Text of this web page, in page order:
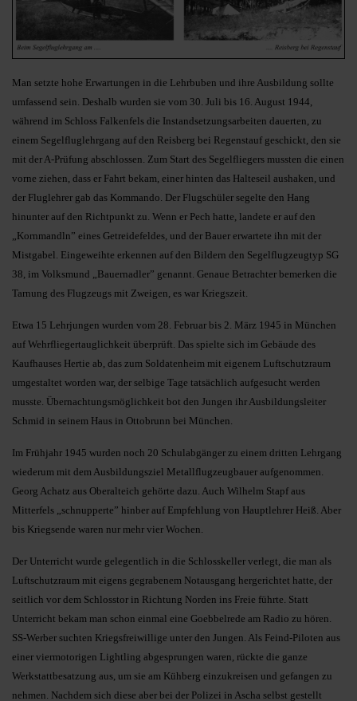
Man setzte hohe Erwartungen in die Lehrbuben und ihre Ausbildung sollte
umfassend sein. Deshalb wurden sie vom 30. Juli bis 16. August 1944,
während im Schloss Falkenfels die Instandsetzungsarbeiten dauerten, zu
einem Segelfluglehrgang auf den Reisberg bei Regenstauf geschickt, den sie
mit der A-Prüfung abschlossen. Zum Start des Segelfliegers mussten die einen
vorne ziehen, dass er Fahrt bekam, einer hinten das Halteseil aushaken, und
der Fluglehrer gab das Kommando. Der Flugschüler segelte den Hang
hinunter auf den Richtpunkt zu. Wenn er Pech hatte, landete er auf den
„Kornmandln” eines Getreidefeldes, und der Bauer erwartete ihn mit der
Mistgabel. Eingeweihte erkennen auf den Bildern den Segelflugzeugtyp SG
38, im Volksmund „Bauernadler” genannt. Genaue Betrachter bemerken die
Tarnung des Flugzeugs mit Zweigen, es war Kriegszeit.
Etwa 15 Lehrjungen wurden vom 28. Februar bis 2. März 1945 in München
auf Wehrfliegertauglichkeit überprüft. Das spielte sich im Gebäude des
Kaufhauses Hertie ab, das zum Soldatenheim mit eigenem Luftschutzraum
umgestaltet worden war, der selbige Tage tatsächlich aufgesucht werden
musste. Übernachtungsmöglichkeit bot den Jungen ihr Ausbildungsleiter
Schmid in seinem Haus in Ottobrunn bei München.
Im Frühjahr 1945 wurden noch 20 Schulabgänger zu einem dritten Lehrgang
wiederum mit dem Ausbildungsziel Metallflugzeugbauer aufgenommen.
Georg Achatz aus Oberalteich gehörte dazu. Auch Wilhelm Stapf aus
Mitterfels „schnupperte” hin­ber auf Empfehlung von Hauptlehrer Heiß. Aber
bis Kriegsende waren nur mehr vier Wochen.
Der Unterricht wurde gelegentlich in die Schlosskeller verlegt, die man als
Luftschutzraum mit eigens gegrabenem Notausgang hergerichtet hatte, der
seitlich vor dem Schlosstor in Richtung Norden ins Freie führte. Statt
Unterricht bekam man schon einmal eine Goebbelrede am Radio zu hören.
SS-Werber suchten Kriegsfreiwillige unter den Jungen. Als Feind-Piloten aus
einer viermotorigen Lightling abgesprungen waren, rückte die ganze
Werkstattbesatzung aus, um sie am Kühberg einzukreisen und gefangen zu
nehmen. Nachdem sich diese aber bei der Polizei in Ascha selbst gestellt